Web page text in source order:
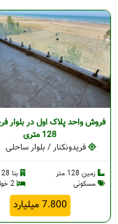
فروش واحد پلاک اول در بلوار
128 متری
فریدونکنار / بلوار ساحلی
زمین 128 متر
بنا 128 متر
مسکونی
7.800 میلیارد